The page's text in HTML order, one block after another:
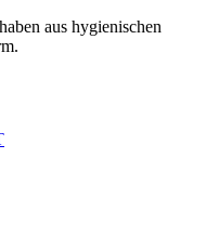
aus hygienischen